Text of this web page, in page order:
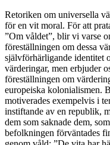
Retoriken om universella
för en vit moral. För att
”Om våldet”, blir vi varse
föreställningen om dessa
självförhärligande identitet
värderingar, men erbjuder
föreställningen om
europeiska kolonialismen.
motiverades exempelvis i
instiftande av en republik,
dem som saknade dem,
befolkningen förväntades